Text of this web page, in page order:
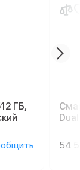
ГБ,
54